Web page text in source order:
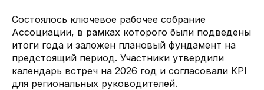
Состоялось ключевое рабочее собрание
Ассоциации, в рамках которого были подведены
итоги года и заложен плановый фундамент на
предстоящий период. Участники утвердили
календарь встреч на 2026 год и согласовали KPI
для региональных руководителей.